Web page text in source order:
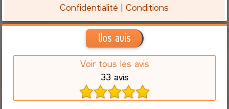
Confidentialité |Conditions
Vos avis
Voir tous les avis
33 avis